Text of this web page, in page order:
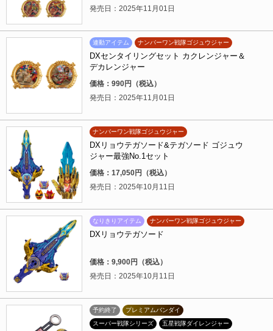
発売日：2025年11月01日
連動アイテム ナンバーワン戦隊ゴジュウジャー
DXセンタイリングセット カクレンジャー＆
デカレンジャー
価格：990円（税込）
発売日：2025年11月01日
ナンバーワン戦隊ゴジュウジャー
DXリョウテガソード&テガソード ゴジュウ
ジャー最強No.1セット
価格：17,050円（税込）
発売日：2025年10月11日
なりきりアイテム ナンバーワン戦隊ゴジュウジャー
DXリョウテガソード
価格：9,900円（税込）
発売日：2025年10月11日
予約終了
プレミアムバンダイ
スーパー戦隊シリーズ
五星戦隊ダイレンジャー